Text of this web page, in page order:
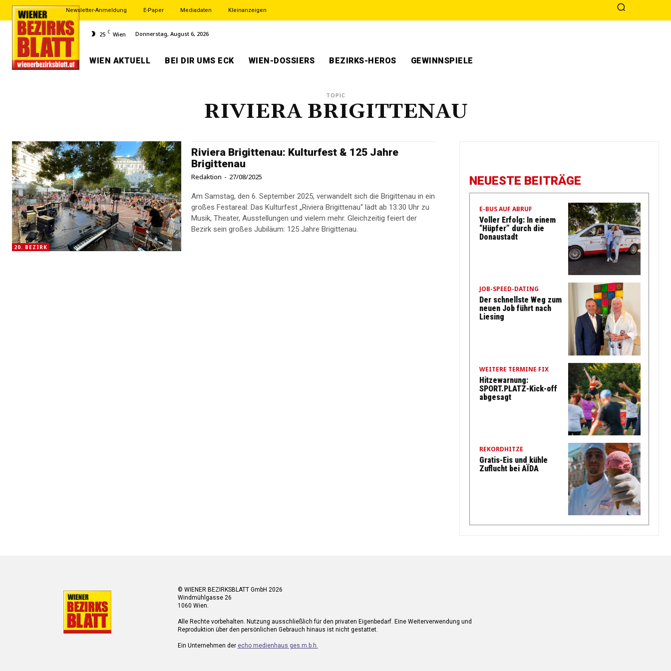
Newsletter-Anmeldung E-Paper Mediadaten Kleinanzeigen
25 C Wien Donnerstag, August 6, 2026
WIEN AKTUELL BEI DIR UMS ECK WIEN-DOSSIERS BEZIRKS-HEROS GEWINNSPIELE
TOPIC
RIVIERA BRIGITTENAU
20. BEZIRK
Riviera Brigittenau: Kulturfest & 125 Jahre
Brigittenau
Redaktion - 27/08/2025
Am Samstag, den 6. September 2025, verwandelt sich die Brigittenau in ein
großes Festareal: Das Kulturfest „Riviera Brigittenau“ lädt ab 13:30 Uhr zu
Musik, Theater, Ausstellungen und vielem mehr. Gleichzeitig feiert der
Bezirk sein großes Jubiläum: 125 Jahre Brigittenau.
NEUESTE BEITRÄGE
E-BUS AUF ABRUF
Voller Erfolg: In einem
“Hüpfer” durch die
Donaustadt
JOB-SPEED-DATING
Der schnellste Weg zum
neuen Job führt nach
Liesing
WEITERE TERMINE FIX
Hitzewarnung:
SPORT.PLATZ-Kick-off
abgesagt
REKORDHITZE
Gratis-Eis und kühle
Zuflucht bei AÏDA
© WIENER BEZIRKSBLATT GmbH 2026
Windmühlgasse 26
1060 Wien.
Alle Rechte vorbehalten. Nutzung ausschließlich für den privaten Eigenbedarf. Eine Weiterverwendung und
Reproduktion über den persönlichen Gebrauch hinaus ist nicht gestattet.
Ein Unternehmen der echo medienhaus ges.m.b.h.